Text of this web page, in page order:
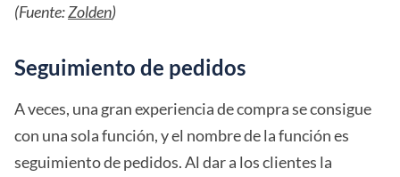
(Fuente:Zolden)
Seguimiento de pedidos
A veces, una gran experiencia de compra se consigue
con una sola función, y el nombre de la función es
seguimiento de pedidos. Al dar a los clientes la